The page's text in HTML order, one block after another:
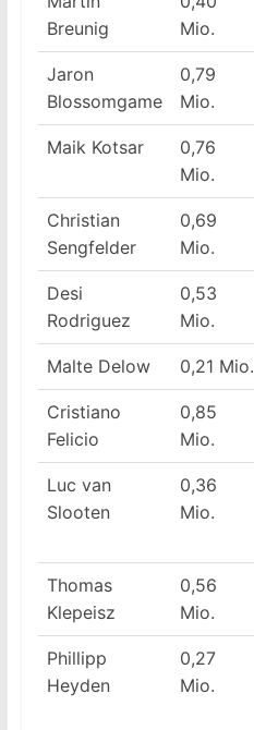
Breunig
Mio.
Jaron
Blossomgame
0,79
Mio.
Maik Kotsar
0,76
Mio.
Christian
Sengfelder
0,69
Mio.
Desi
Rodriguez
0,53
Mio.
Malte Delow 0,21 Mio.
Cristiano
Felicio
0,85
Mio.
Luc van
Slooten
0,36
Mio.
Thomas
Klepeisz
0,56
Mio.
Phillipp
Heyden
0,27
Mio.